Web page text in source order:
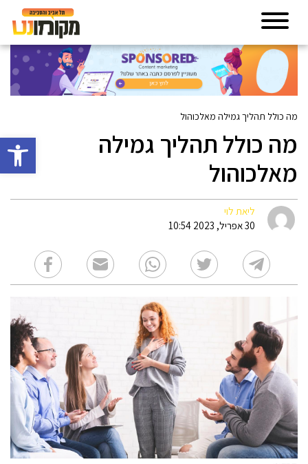
פתח
מה כולל תהליך גמילה מאלכוהול
מה כולל תהליך גמילה
מאלכוהול
ליאת לוי
30 אפריל, 2023 10:54